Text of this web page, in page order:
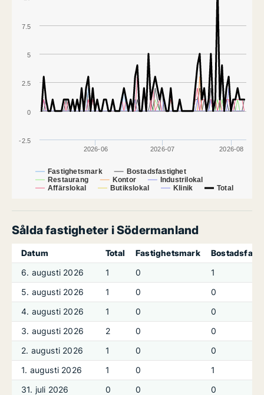
Fastighetsmark
Bostadsfastighet
Restaurang
Kontor
Industrilokal
Affärslokal
Butikslokal Klinik Total
2026-06 2026-07 2026-08
-2.5
0
2.5
5
7.5
Sålda fastigheter i Södermanland
Datum Total Fastighetsmark
6. augusti 2026
1 0
1
5. augusti 2026
1 0
0
4. augusti 2026
1 0
0
3. augusti 2026
2 0
0
2. augusti 2026
1 0
0
1. augusti 2026
1 0
1
31. juli 2026
0 0
0